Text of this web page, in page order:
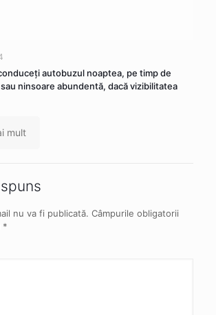
autobuzul noaptea, pe timp de
ninsoare abundentă, dacă vizibilitatea
mult
nu va fi publicată. Câmpurile obligatorii
*